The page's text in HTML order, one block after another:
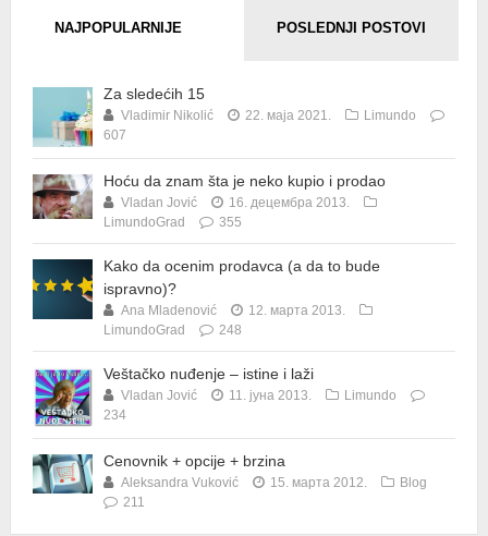
NAJPOPULARNIJE POSLEDNJI POSTOVI
Za sledećih 15
Vladimir Nikolić 22. маја 2021.
Limundo
607
Hoću da znam šta je neko kupio i prodao
Vladan Jović
16. децембра 2013.
LimundoGrad
355
Kako da ocenim prodavca (a da to bude
ispravno)?
Ana Mladenović
12. марта 2013.
LimundoGrad
248
Veštačko nuđenje – istine i laži
Vladan Jović 11. јуна 2013.
Limundo
234
Cenovnik + opcije + brzina
Aleksandra Vuković 15. марта 2012.
Blog
211